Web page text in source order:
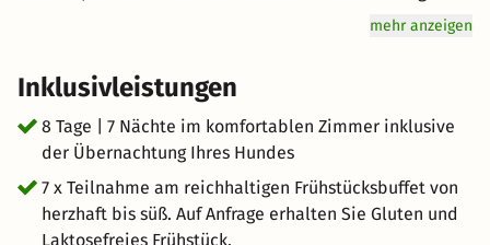
schlafen. Selbstverständlich ist Wasser unbegrenzt
Die grüne Umgebung von Sankt Englmar ist ein wahres
Eldorado für Ihren Vierbeiner. Es stehen eine Vielzahl an
Wanderwegen zur Verfügung, die sowohl für Mensch als
auch Tier gleichermaßen geeignet sind. Erkunden Sie
gemeinsam den Naturpark Bayerischer Wald. Ob leichte,
mittlere oder anspruchsvolle Routen, der Vielfalt an
Möglichkeiten sind keine Grenzen gesetzt. Freuen Sie
mehr anzeigen
Inklusivleistungen
8 Tage | 7 Nächte im komfortablen Zimmer inklusive
der Übernachtung Ihres Hundes
7 x Teilnahme am reichhaltigen Frühstücksbuffet von
herzhaft bis süß. Auf Anfrage erhalten Sie Gluten und
Laktosefreies Frühstück.